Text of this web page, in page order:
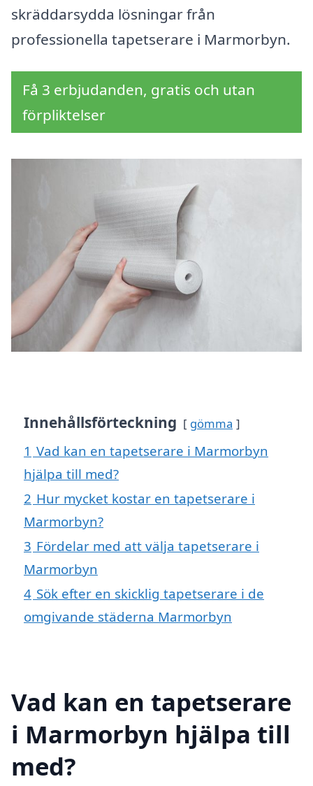
skräddarsydda lösningar från
professionella tapetserare i Marmorbyn.
Få 3 erbjudanden, gratis och utan
förpliktelser
Innehållsförteckning gömma
1 Vad kan en tapetserare i Marmorbyn
hjälpa till med?
2 Hur mycket kostar en tapetserare i
Marmorbyn?
3 Fördelar med att välja tapetserare i
Marmorbyn
4 Sök efter en skicklig tapetserare i de
omgivande städerna Marmorbyn
Vad kan en tapetserare
i Marmorbyn hjälpa till
med?